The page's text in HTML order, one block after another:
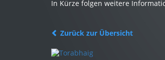
In Kürze folgen weitere
Zurück zur Übersicht